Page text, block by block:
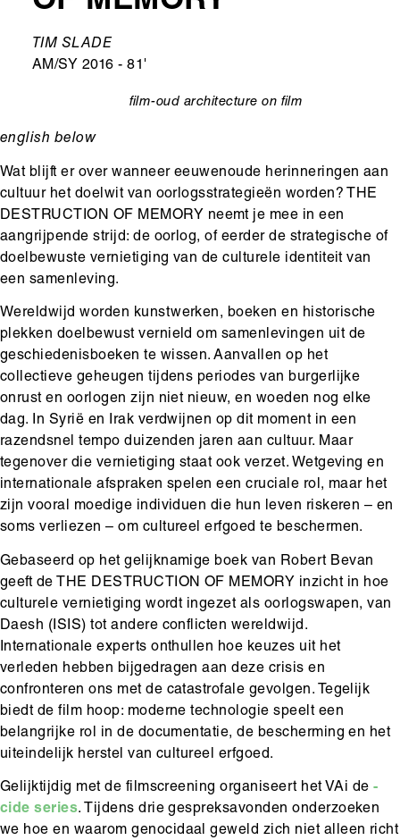
Ondertitel
TIM SLADE
AM/SY 2016 - 81'
film-oud architecture on film
english below
Wat blijft er over wanneer eeuwenoude herinneringen aan
cultuur het doelwit van oorlogsstrategieën worden? THE
DESTRUCTION OF MEMORY neemt je mee in een
aangrijpende strijd: de oorlog, of eerder de strategische of
doelbewuste vernietiging van de culturele identiteit van
een samenleving.
Wereldwijd worden kunstwerken, boeken en historische
plekken doelbewust vernield om samenlevingen uit de
geschiedenisboeken te wissen. Aanvallen op het
collectieve geheugen tijdens periodes van burgerlijke
onrust en oorlogen zijn niet nieuw, en woeden nog elke
dag. In Syrië en Irak verdwijnen op dit moment in een
razendsnel tempo duizenden jaren aan cultuur. Maar
tegenover die vernietiging staat ook verzet. Wetgeving en
internationale afspraken spelen een cruciale rol, maar het
zijn vooral moedige individuen die hun leven riskeren – en
soms verliezen – om cultureel erfgoed te beschermen.
Gebaseerd op het gelijknamige boek van Robert Bevan
geeft de THE DESTRUCTION OF MEMORY inzicht in hoe
culturele vernietiging wordt ingezet als oorlogswapen, van
Daesh (ISIS) tot andere conflicten wereldwijd.
Internationale experts onthullen hoe keuzes uit het
verleden hebben bijgedragen aan deze crisis en
confronteren ons met de catastrofale gevolgen. Tegelijk
biedt de film hoop: moderne technologie speelt een
belangrijke rol in de documentatie, de bescherming en het
uiteindelijk herstel van cultureel erfgoed.
Gelijktijdig met de filmscreening organiseert het VAi de-
cide series. Tijdens drie gespreksavonden onderzoeken
we hoe en waarom genocidaal geweld zich niet alleen richt